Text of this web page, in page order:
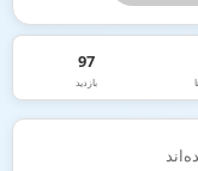
97
بازدید